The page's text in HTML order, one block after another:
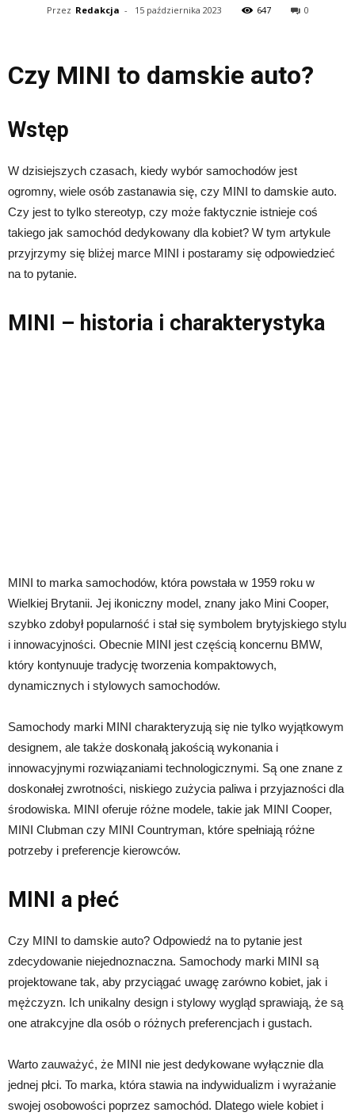
Przez Redakcja - 15 października 2023 647 0
Czy MINI to damskie auto?
Wstęp
W dzisiejszych czasach, kiedy wybór samochodów jest
ogromny, wiele osób zastanawia się, czy MINI to damskie auto.
Czy jest to tylko stereotyp, czy może faktycznie istnieje coś
takiego jak samochód dedykowany dla kobiet? W tym artykule
przyjrzymy się bliżej marce MINI i postaramy się odpowiedzieć
na to pytanie.
MINI – historia i charakterystyka
MINI to marka samochodów, która powstała w 1959 roku w
Wielkiej Brytanii. Jej ikoniczny model, znany jako Mini Cooper,
szybko zdobył popularność i stał się symbolem brytyjskiego stylu
i innowacyjności. Obecnie MINI jest częścią koncernu BMW,
który kontynuuje tradycję tworzenia kompaktowych,
dynamicznych i stylowych samochodów.
Samochody marki MINI charakteryzują się nie tylko wyjątkowym
designem, ale także doskonałą jakością wykonania i
innowacyjnymi rozwiązaniami technologicznymi. Są one znane z
doskonałej zwrotności, niskiego zużycia paliwa i przyjazności dla
środowiska. MINI oferuje różne modele, takie jak MINI Cooper,
MINI Clubman czy MINI Countryman, które spełniają różne
potrzeby i preferencje kierowców.
MINI a płeć
Czy MINI to damskie auto? Odpowiedź na to pytanie jest
zdecydowanie niejednoznaczna. Samochody marki MINI są
projektowane tak, aby przyciągać uwagę zarówno kobiet, jak i
mężczyzn. Ich unikalny design i stylowy wygląd sprawiają, że są
one atrakcyjne dla osób o różnych preferencjach i gustach.
Warto zauważyć, że MINI nie jest dedykowane wyłącznie dla
jednej płci. To marka, która stawia na indywidualizm i wyrażanie
swojej osobowości poprzez samochód. Dlatego wiele kobiet i